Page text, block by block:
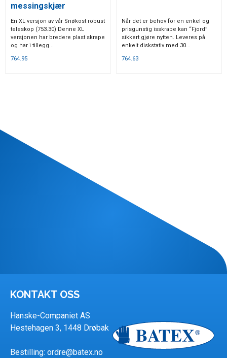
messingskjær
En XL versjon av vår Snøkost robust
teleskop (753.30) Denne XL
versjonen har bredere plast skrape
og har i tillegg...
764.95
Når det er behov for en enkel og
prisgunstig isskrape kan “Fjord”
sikkert gjøre nytten. Leveres på
enkelt diskstativ med 30...
764.63
KONTAKT OSS
Hanske-Companiet AS
Hestehagen 3, 1448 Drøbak
Bestilling: ordre@batex.no